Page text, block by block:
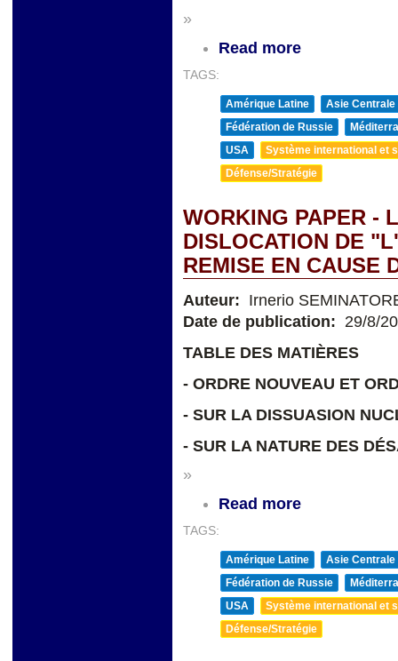
»
Read more
TAGS:
Amérique Latine
Asie Centrale
Fédération de Russie
USA
Système international et
Défense/Stratégie
WORKING PAPER -
DISLOCATION DE
REMISE EN CAUSE
Auteur: Irnerio
Date de publication: 29/8/
TABLE DES MATIÈRES
- ORDRE NOUVEAU ET
- SUR LA DISSUASION
- SUR LA NATURE DES
»
Read more
TAGS:
Amérique Latine
Asie Centrale
Fédération de Russie
USA
Système international et
Défense/Stratégie